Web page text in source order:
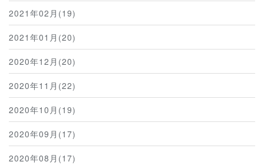
2021年02月(19)
2021年01月(20)
2020年12月(20)
2020年11月(22)
2020年10月(19)
2020年09月(17)
2020年08月(17)